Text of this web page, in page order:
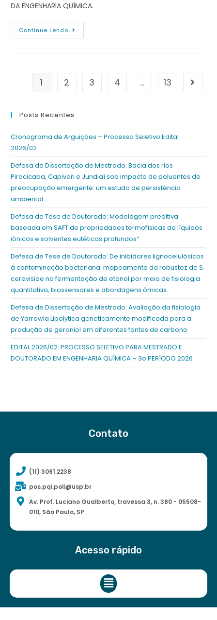
DA ENGENHARIA QUÍMICA.
Continue Lendo
1 2 3 4 … 13
Posts Recentes
Cronograma de Arguições – Processo Seletivo Edital
2026/02
Defesa de Dissertação de Mestrado: Bacia dos rios
Piracicaba, Capivari e Jundiaí sob impacto de poluentes de
preocupação emergente: um estudo de persistência
ambiental
Defesa de Tese de Doutorado: Modelagem preditiva
baseada em SAFT de propriedades termofísicas de líquidos
iônicos e solventes eutéticos profundos”
Defesa de Tese de Doutorado: De inibidores lignocelulósicos
à contaminação bacteriana: mapeamento da robustez de S.
cerevisiae na fermentação de etanol por meio de fisiologia
quantitativa, biossensores e abordagens ômicas.
Defesa de Dissertação de Mestrado: Avaliação da fisiologia
de Yarrowia Lipolytica geneticamente modificada para a
produção de geraniol em diferentes fontes de carbono
EDITAL 2026/02: PROCESSO SELETIVO PARA MESTRADO E
DOUTORADO EM ENGENHARIA QUÍMICA – 3o PERÍODO 2026
Contato
(11) 3091 2238
pos.pqi.poli@usp.br
Av. Prof. Luciano Gualberto, travessa 3, n. 380 - 05508-
010, São Paulo, SP.
Acesso rápido